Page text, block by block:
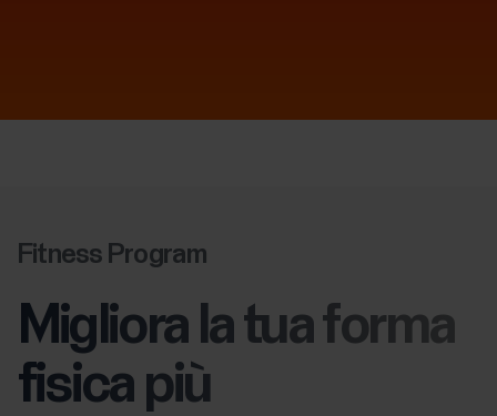
Fitness Program
Migliora la tua forma
fisica più